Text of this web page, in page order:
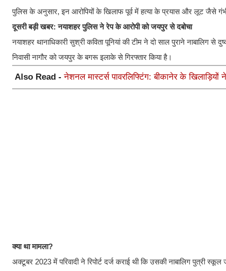
​पुलिस के अनुसार, इन आरोपियों के खिलाफ पूर्व में हत्या के प्रयास और लूट जैसे
दूसरी बड़ी खबर: नयाशहर पुलिस ने रेप के आरोपी को जयपुर से दबोचा
नयाशहर थानाधिकारी सुश्री कविता पूनियां की टीम ने दो साल पुराने नाबालिग
निवासी नागौर को जयपुर के बगरू इलाके से गिरफ्तार किया है।
Also Read -नेशनल मास्टर्स पावरलिफ्टिंग: बीकानेर के खिलाड़ियों ने
क्या था मामला?
अक्टूबर 2023 में परिवादी ने रिपोर्ट दर्ज कराई थी कि उसकी नाबालिग पुत्री